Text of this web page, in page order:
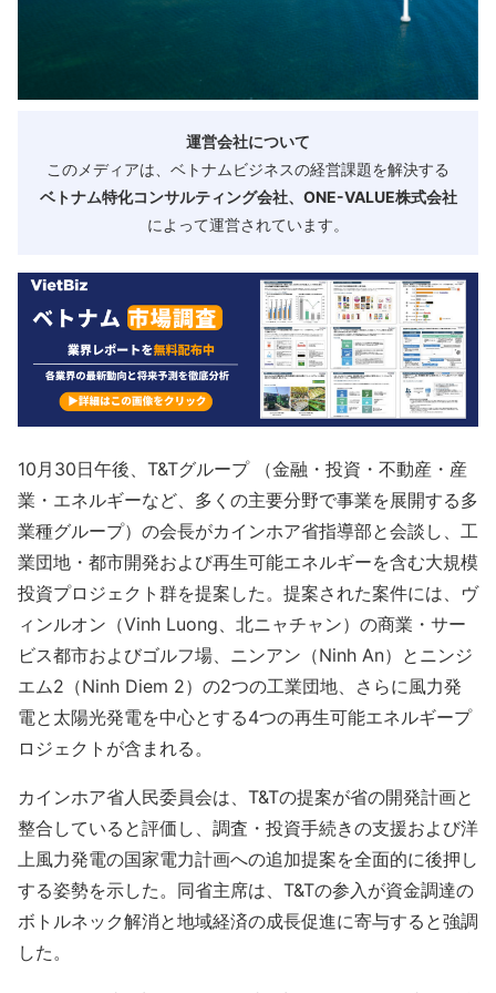
運営会社について
このメディアは、ベトナムビジネスの経営課題を解決する
ベトナム特化コンサルティング会社、ONE-VALUE株式会社
によって運営されています。
10月30日午後、T&Tグループ （金融・投資・不動産・産
業・エネルギーなど、多くの主要分野で事業を展開する多
業種グループ）の会長がカインホア省指導部と会談し、工
業団地・都市開発および再生可能エネルギーを含む大規模
投資プロジェクト群を提案した。提案された案件には、ヴ
ィンルオン（Vinh Luong、北ニャチャン）の商業・サー
ビス都市およびゴルフ場、ニンアン（Ninh An）とニンジ
エム2（Ninh Diem 2）の2つの工業団地、さらに風力発
電と太陽光発電を中心とする4つの再生可能エネルギープ
ロジェクトが含まれる。
カインホア省人民委員会は、T&Tの提案が省の開発計画と
整合していると評価し、調査・投資手続きの支援および洋
上風力発電の国家電力計画への追加提案を全面的に後押し
する姿勢を示した。同省主席は、T&Tの参入が資金調達の
ボトルネック解消と地域経済の成長促進に寄与すると強調
した。